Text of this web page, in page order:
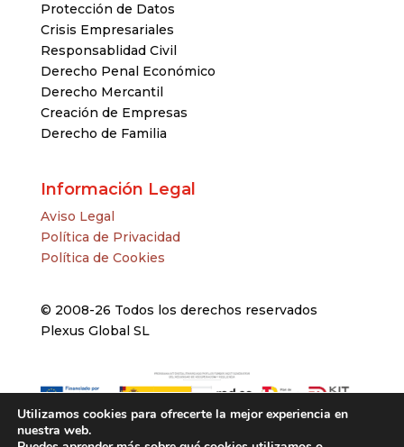
Protección de Datos
Crisis Empresariales
Responsablidad Civil
Derecho Penal Económico
Derecho Mercantil
Creación de Empresas
Derecho de Familia
Información Legal
Aviso Legal
Política de Privacidad
Política de Cookies
© 2008-26 Todos los derechos reservados
Plexus Global SL
Utilizamos cookies para ofrecerte la mejor experiencia en
nuestra web.